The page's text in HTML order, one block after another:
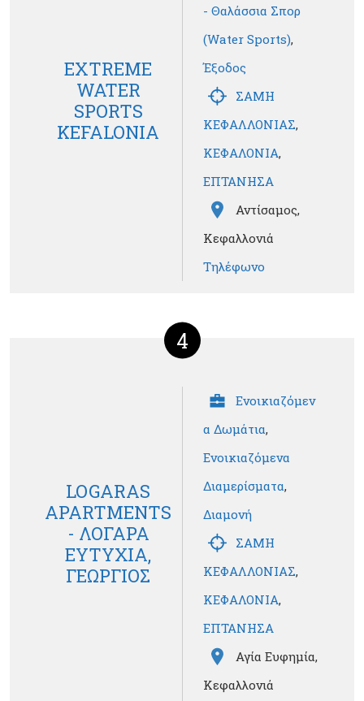
EXTREME
WATER
SPORTS
KEFALONIA
- Θαλάσσια Σπορ
(Water Sports),
Έξοδος
ΣΑΜΗ
ΚΕΦΑΛΛΟΝΙΑΣ,
ΚΕΦΑΛΟΝΙΑ,
ΕΠΤΑΝΗΣΑ
Αντίσαμος,
Κεφαλλονιά
Τηλέφωνο
4
LOGARAS
APARTMENTS
- ΛΟΓΑΡΑ
ΕΥΤΥΧΙΑ,
ΓΕΩΡΓΙΟΣ
Ενοικιαζόμεν
α Δωμάτια,
Ενοικιαζόμενα
Διαμερίσματα,
Διαμονή
ΣΑΜΗ
ΚΕΦΑΛΛΟΝΙΑΣ,
ΚΕΦΑΛΟΝΙΑ,
ΕΠΤΑΝΗΣΑ
Αγία Ευφημία,
Κεφαλλονιά